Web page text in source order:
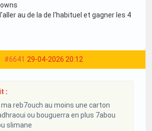
au de la de l'habituel et gagner les 4
#6641 29-04-2026 20:12
:
ma reb7ouch au moins une carton
ou bouguerra en plus 7abou
slimane